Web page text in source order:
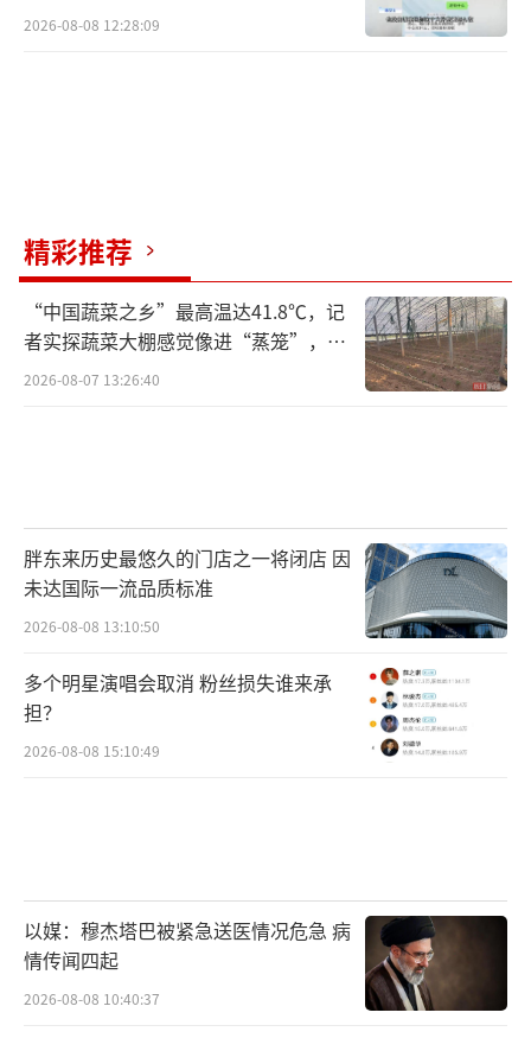
2026-08-08 12:28:09
精彩推荐
“中国蔬菜之乡”最高温达41.8℃，记
者实探蔬菜大棚感觉像进“蒸笼”，有
村民称只能凌晨两点起来干活
2026-08-07 13:26:40
胖东来历史最悠久的门店之一将闭店 因
未达国际一流品质标准
2026-08-08 13:10:50
多个明星演唱会取消 粉丝损失谁来承
担？
2026-08-08 15:10:49
以媒：穆杰塔巴被紧急送医情况危急 病
情传闻四起
2026-08-08 10:40:37